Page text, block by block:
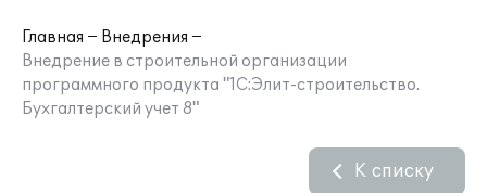
Главная
Внедрения
Внедрение в строительной организации
программного продукта "1С:Элит-строительство.
Бухгалтерский учет 8"
К списку